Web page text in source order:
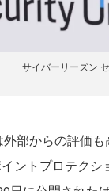
サイバーリーズン
部からの評価も
ントプロテク